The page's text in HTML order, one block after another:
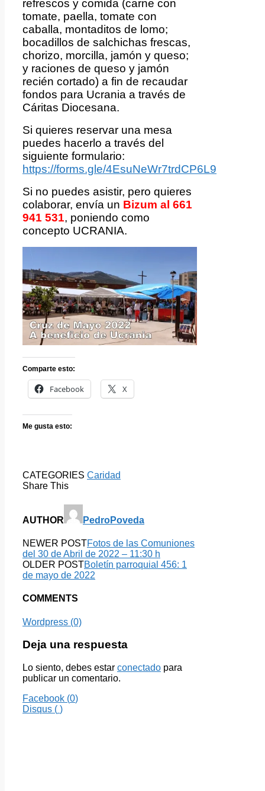
refrescos y comida (carne con
tomate, paella, tomate con
caballa, montaditos de lomo;
bocadillos de salchichas frescas,
chorizo, morcilla, jamón y queso;
y raciones de queso y jamón
recién cortado) a fin de recaudar
fondos para Ucrania a través de
Cáritas Diocesana.
Si quieres reservar una mesa
puedes hacerlo a través del
siguiente formulario:
https://forms.gle/4EsuNeWr7trdCP6L9
Si no puedes asistir, pero quieres
colaborar, envía un Bizum al 661
941 531, poniendo como
concepto UCRANIA.
Comparte esto:
Facebook X
Me gusta esto:
CATEGORIES Caridad
Share This
AUTHOR PedroPoveda
NEWER POSTFotos de las Comuniones
del 30 de Abril de 2022 – 11:30 h
OLDER POSTBoletín parroquial 456: 1
de mayo de 2022
COMMENTS
Wordpress (0)
Deja una respuesta
Lo siento, debes estar conectado para
publicar un comentario.
Facebook (0)
Disqus ( )